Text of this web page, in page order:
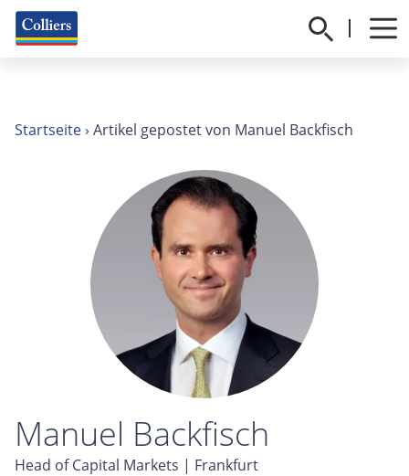
Startseite› Artikel gepostet von Manuel Backfisch
Manuel Backfisch
Head of Capital Markets | Frankfurt